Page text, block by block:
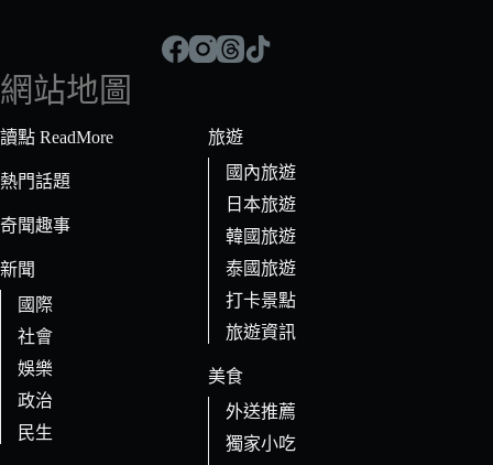
符
合
條
的
果
網站地圖
讀點 ReadMore
熱門話題
奇聞趣事
新聞
國際
社會
娛樂
政治
民生
旅遊
國內旅遊
日本旅遊
韓國旅遊
泰國旅遊
打卡景點
旅遊資訊
美食
外送推薦
獨家小吃